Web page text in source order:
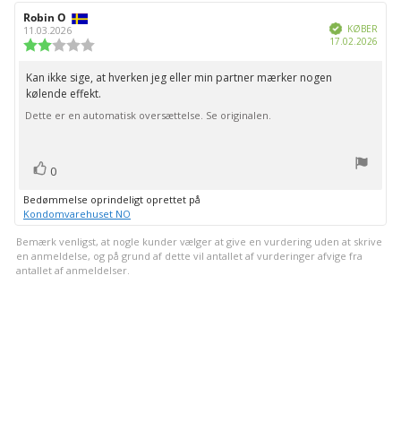
Forfatter
af
bedømmelsen:
Robin O
11.03.2026
ud
af
5
stjerner
Verificeret
KØBER
17.02.2026
Tekst
til
bedømmelsen:
Kan ikke sige, at hverken jeg eller min partner mærker nogen
kølende effekt.
Dette er en automatisk oversættelse. Se originalen.
Stem
op
0
Bedømmelse oprindeligt oprettet på
Kondomvarehuset NO
Bemærk venligst, at nogle kunder vælger at give en vurdering uden at skrive
en anmeldelse, og på grund af dette vil antallet af vurderinger afvige fra
antallet af anmeldelser.